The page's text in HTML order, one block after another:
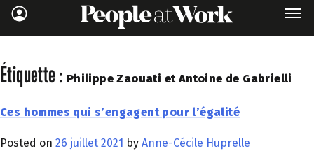
Étiquette : Philippe Zaouati et Antoine de Gabrielli
Ces hommes qui s’engagent pour l’égalité
Posted on 26 juillet 2021 by Anne-Cécile Huprelle